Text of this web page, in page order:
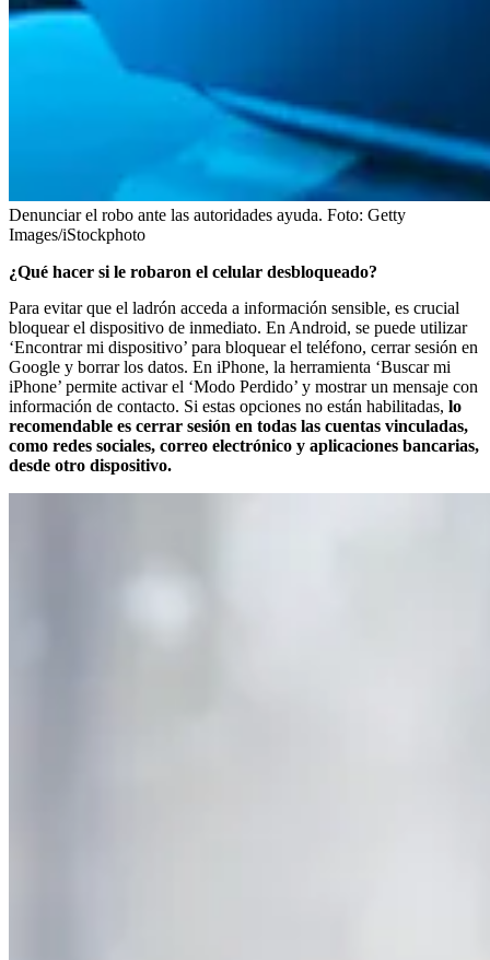
Denunciar el robo ante las autoridades ayuda. Foto: Getty
Images/iStockphoto
¿Qué hacer si le robaron el celular desbloqueado?
Para evitar que el ladrón acceda a información sensible, es crucial
bloquear el dispositivo de inmediato. En Android, se puede utilizar
‘Encontrar mi dispositivo’ para bloquear el teléfono, cerrar sesión en
Google y borrar los datos. En iPhone, la herramienta ‘Buscar mi
iPhone’ permite activar el ‘Modo Perdido’ y mostrar un mensaje con
información de contacto. Si estas opciones no están habilitadas, lo
recomendable es cerrar sesión en todas las cuentas vinculadas,
como redes sociales, correo electrónico y aplicaciones bancarias,
desde otro dispositivo.